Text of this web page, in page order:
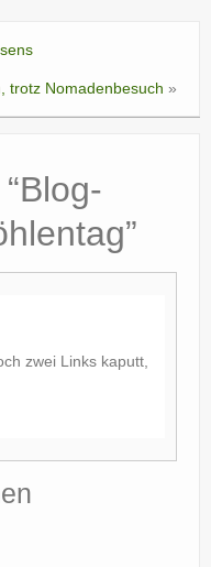
trotz Nomadenbesuch »
Blog-
”
zwei Links kaputt,